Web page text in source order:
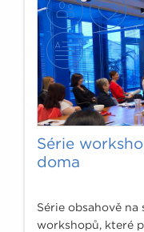
Série
doma
Série obsahově
workshopů, které